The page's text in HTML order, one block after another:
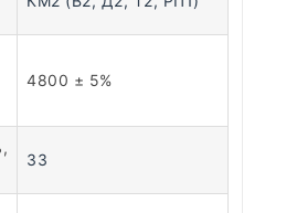
4800 ± 5%
33